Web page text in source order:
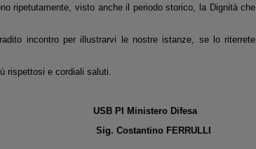
ripetutamente, visto anche il periodo storico, la Dignità che
incontro per illustrarvi le nostre istanze, se lo riterrete
rispettosi e cordiali saluti.
USB PI Ministero Difesa
Costantino FERRULLI